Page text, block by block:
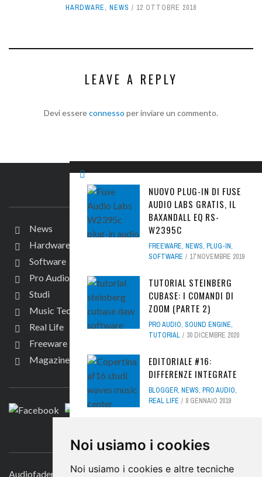
Noi usiamo i cookies
Noi usiamo i cookies e altre tecniche
HARDWARE, NEWS 12 OTTOBRE 2018
LEAVE A REPLY
Devi essereconnesso per inviare un commento.
NUOVO PLUG-IN DI FUSE
AUDIO LABS GRATIS, IL
BAXANDALL EQ RS-
W2395C
FREEWARE, NEWS, PLUG-IN,
SOFTWARE
17 NOVEMBRE 2019
TUTORIAL STEINBERG
CUBASE: I COMANDI DI
ZOOM (PARTE 2)
PRO AUDIO, SOUND ENGINE,
TUTORIAL
30 DICEMBRE 2020
EDITORIALE #16:
DIFFERENZE INTEGRATE
BLOGGER, NEWS, PRO AUDIO,
REAL LIFE
8 GENNAIO 2019
BEYOND ANY LIMITER -
REVIEW
PRO AUDIO ,SOFTWARE,SOUND
IL SITO
News
Hardware
Software
Pro Audio
Studi
Music Tech
Real Life
Freeware
Magazine
SEGUICI
CONTATTACI
Audiofader.com